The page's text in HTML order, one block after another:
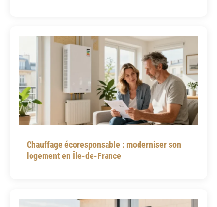
Chauffage écoresponsable : moderniser son
logement en Île-de-France